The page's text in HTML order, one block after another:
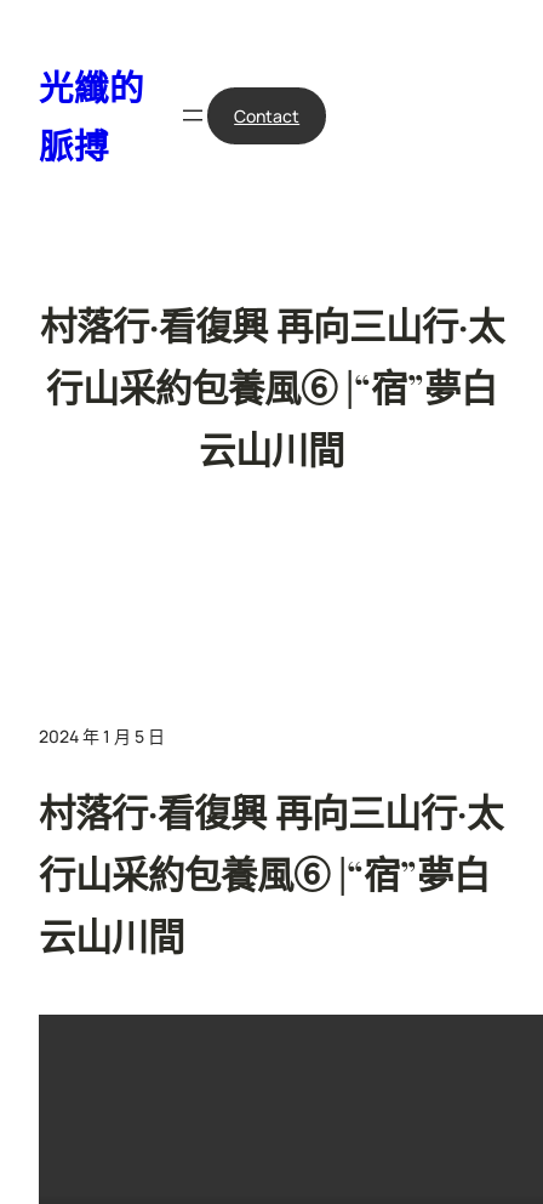
光纖的
脈搏
Contact
村落行·看復興 再向三山行·太
行山采約包養風⑥ |“宿”夢白
云山川間
2024 年 1 月 5 日
村落行·看復興 再向三山行·太
行山采約包養風⑥ |“宿”夢白
云山川間